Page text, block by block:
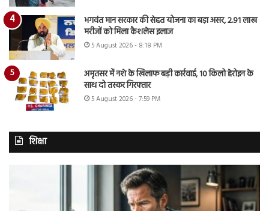
भगवंत मान सरकार की सेहत योजना का बड़ा असर, 2.91 लाख
मरीजों को मिला कैशलेस इलाज
5 August 2026 - 8:18 PM
अमृतसर में नशे के खिलाफ बड़ी कार्रवाई, 10 किलो हेरोइन के
साथ दो तस्कर गिरफ्तार
5 August 2026 - 7:59 PM
शिक्षा